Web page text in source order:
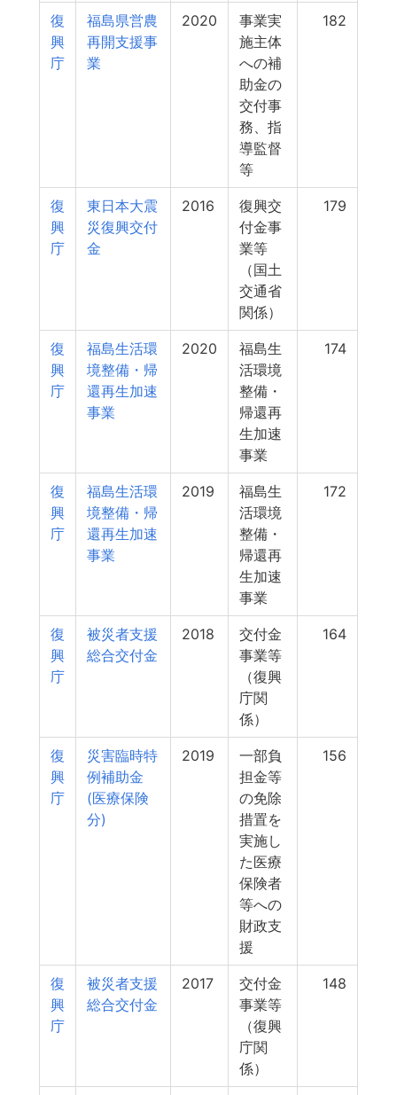
復
興
庁
福島県営農
再開支援事
業
2020
事業実
施主体
への補
助金の
交付事
務、指
導監督
等
182
復
興
庁
東日本大震
災復興交付
金
2016
復興交
付金事
業等
（国土
交通省
関係）
179
復
興
庁
福島生活環
境整備・帰
還再生加速
事業
2020
福島生
活環境
整備・
帰還再
生加速
事業
174
復
興
庁
福島生活環
境整備・帰
還再生加速
事業
2019
福島生
活環境
整備・
帰還再
生加速
事業
172
復
興
庁
被災者支援
総合交付金
2018
交付金
事業等
（復興
庁関
係）
164
復
興
庁
災害臨時特
例補助金
(医療保険
分)
2019
一部負
担金等
の免除
措置を
実施し
た医療
保険者
等への
財政支
援
156
復
興
庁
被災者支援
総合交付金
2017
交付金
事業等
（復興
庁関
係）
148